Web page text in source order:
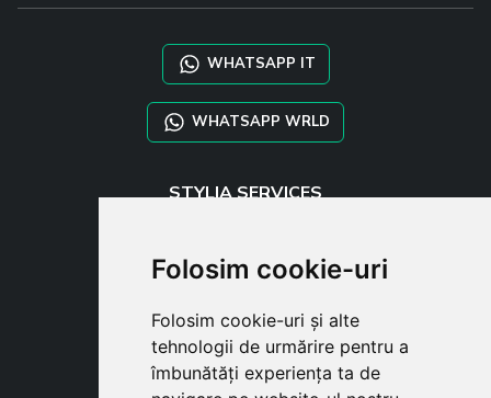
Folosim cookie-uri
Folosim cookie-uri și alte
tehnologii de urmărire pentru a
îmbunătăți experiența ta de
WHATSAPP IT
WHATSAPP WRLD
STYLIA SERVICES
TAYLOR MADE ORDERS
DROPSHIPPING
USER
SUBSCRIBE
AUTENTIFICARE